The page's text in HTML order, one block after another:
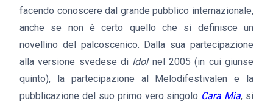
facendo conoscere dal grande pubblico internazionale,
anche se non è certo quello che si definisce un
novellino del palcoscenico. Dalla sua partecipazione
alla versione svedese di Idolnel 2005 (in cui giunse
quinto), la partecipazione al Melodifestivalen e la
pubblicazione del suo primo vero singolo Cara Mia, si